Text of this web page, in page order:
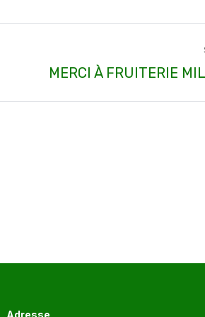
MERCI À FRUITERIE
Adresse